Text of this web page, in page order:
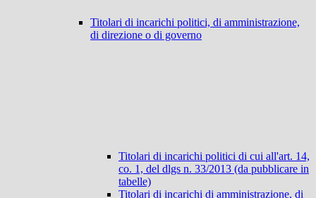
Titolari di incarichi politici, di amministrazione,
di direzione o di governo
Titolari di incarichi politici di cui all'art. 14,
co. 1, del dlgs n. 33/2013 (da pubblicare in
tabelle)
Titolari di incarichi di amministrazione, di